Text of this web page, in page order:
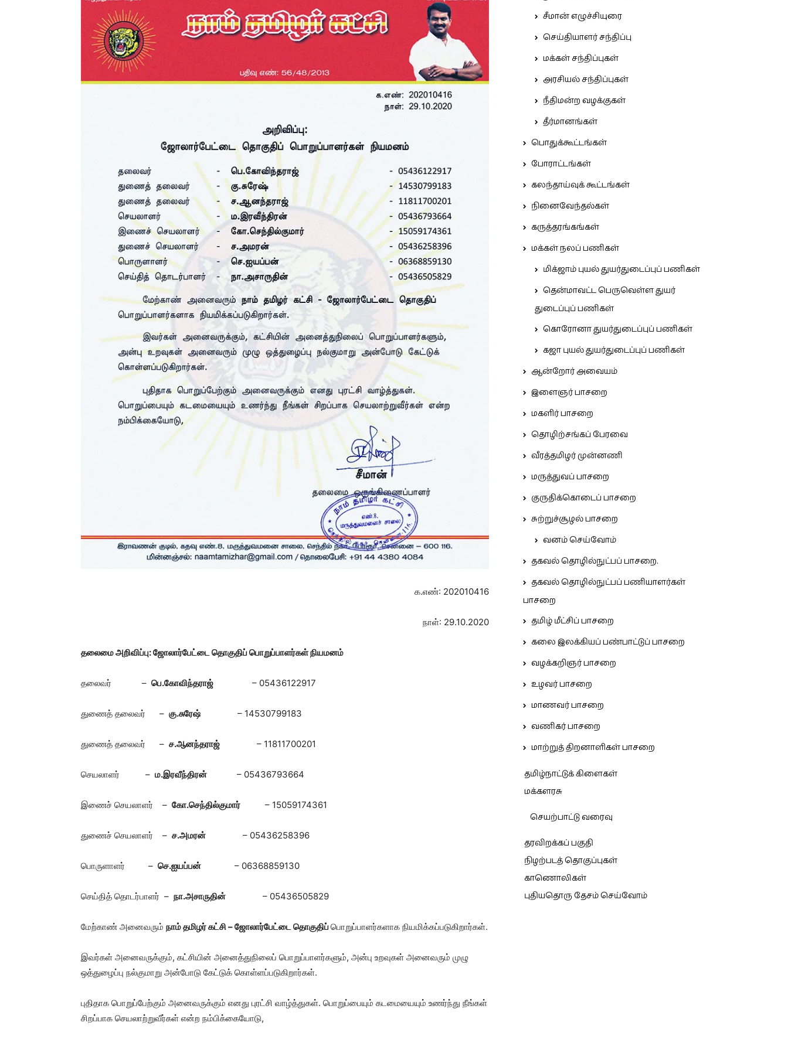
க.எண்: 202010416
நாள்: 29.10.2020
தலைமை அறிவிப்பு:ஜோலார்பேட்டை தொகுதிப் பொறுப்பாளர்கள் நியமனம்
தலைவர் – பெ.கோவிந்தராஜ் – 05436122917
துணைத் தலைவர் – கு.சுரேஷ் – 14530799183
துணைத் தலைவர் – ச.ஆனந்தராஜ் – 11811700201
செயலாளர் – ம.இரவீந்திரன் – 05436793664
இணைச் செயலாளர் – கோ.செந்தில்குமார் – 15059174361
துணைச் செயலாளர் – ச.அமரன் – 05436258396
பொருளாளர் – செ.ஐயப்பன் – 06368859130
செய்தித் தொடர்பாளர் – நா.அசாருதின் – 05436505829
மேற்காண் அனைவரும் நாம் தமிழர் கட்சி – ஜோலார்பேட்டை தொகுதிப் பொறுப்பாளர்களாக நியமிக்கப்படுகிறார்கள்.
இவர்கள் அனைவருக்கும், கட்சியின் அனைத்துநிலைப் பொறுப்பாளர்களும், அன்பு உறவுகள் அனைவரும் முழு
ஒத்துழைப்பு நல்குமாறு அன்போடு கேட்டுக் கொள்ளப்படுகிறார்கள்.
புதிதாக பொறுப்பேற்கும் அனைவருக்கும் எனது புரட்சி வாழ்த்துகள். பொறுப்பையும் கடமையையும் உணர்ந்து நீங்கள்
சிறப்பாக செயலாற்றுவீர்கள் என்ற நம்பிக்கையோடு,
சீமான் எழுச்சியுரை
செய்தியாளர் சந்திப்பு
மக்கள் சந்திப்புகள்
அரசியல் சந்திப்புகள்
நீதிமன்ற வழக்குகள்
தீர்மானங்கள்
பொதுக்கூட்டங்கள்
போராட்டங்கள்
கலந்தாய்வுக் கூட்டங்கள்
நினைவேந்தல்கள்
கருத்தரங்கங்கள்
மக்கள் நலப் பணிகள்
மிக்ஜாம் புயல் துயர்துடைப்புப் பணிகள்
தென்மாவட்ட பெருவெள்ள துயர்
துடைப்புப் பணிகள்
கொரோனா துயர்துடைப்புப் பணிகள்
கஜா புயல் துயர்துடைப்புப் பணிகள்
ஆன்றோர் அவையம்
இளைஞர் பாசறை
மகளிர் பாசறை
தொழிற்சங்கப் பேரவை
வீரத்தமிழர் முன்னணி
மருத்துவப் பாசறை
குருதிக்கொடைப் பாசறை
சுற்றுச்சூழல் பாசறை
வனம் செய்வோம்
தகவல் தொழில்நுட்பப் பாசறை.
தகவல் தொழில்நுட்பப் பணியாளர்கள்
பாசறை
தமிழ் மீட்சிப் பாசறை
கலை இலக்கியப் பண்பாட்டுப் பாசறை
வழக்கறிஞர் பாசறை
உழவர் பாசறை
மாணவர் பாசறை
வணிகர் பாசறை
மாற்றுத் திறனாளிகள் பாசறை
தமிழ்நாட்டுக் கிளைகள்
மக்களரசு
செயற்பாட்டு வரைவு
தரவிறக்கப் பகுதி
நிழற்படத் தொகுப்புகள்
காணொலிகள்
புதியதொரு தேசம் செய்வோம்